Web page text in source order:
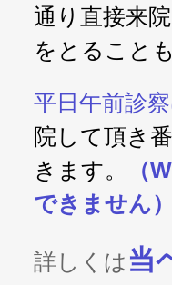
通り直接来
をとること
平日午前診
院して頂き
きます。
（
できません）
詳しくは 当